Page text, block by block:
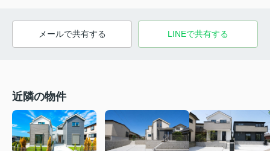
メールで共有する LINEで共有する
近隣の物件